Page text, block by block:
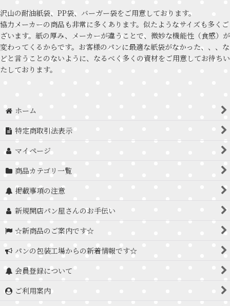
沢山の耐油紙袋、PP袋、バーガー袋をご用意しております。
協力メーカーの商品も非常に多くあります。似たようなサイズも多くご
ざいます。紙の厚み、メーカーが違うことで、微妙な機能性（食感）が
変わってくるからです。お客様のパンに最適な紙袋がなかった、、、な
どと言うことのないように、なるべく多くの資材をご用意してお待ちい
たしております。
ホーム
特定商取引法表示
マイページ
商品カテゴリ一覧
掲載事項の注意
新規開店パン屋さんのお手伝い
☆新商品のご案内です☆
パンの包装工場からの新着情報です☆
会員登録について
ご利用案内